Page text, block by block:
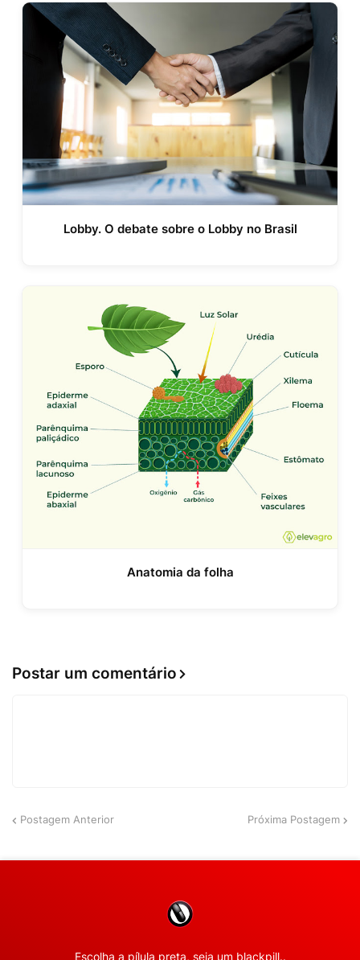
Lobby. O debate sobre o Lobby no Brasil
Anatomia da folha
Postar um comentário
Postagem Anterior Próxima Postagem
Escolha a pílula preta, seja um blackpill..